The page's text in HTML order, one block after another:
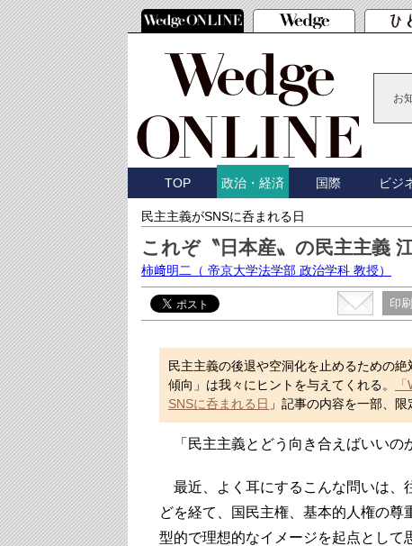
お
TOP 政治・経済 国際 ビジ
民主主義がSNSに呑まれる日
これぞ〝日本産〟の民主主義
柿﨑明二 （ 帝京大学法学部 政治学科 教授）
印
民主主義の後退や空洞化を止めるための
傾向」は我々にヒントを与えてくれる。
SNSに呑まれる日 」記事の内容を一部、限
「民主主義とどう向き合えばいいの
最近、よく耳にするこんな問いは、
どを経て、国民主権、基本的人権の
型的で理想的なイメージを起点とし